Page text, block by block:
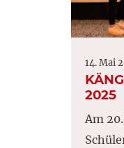
14. Mai
2025
Am